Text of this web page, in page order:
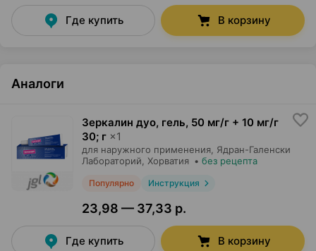
Где купить В корзину
Аналоги
Зеркалин дуо, гель, 50 мг/г + 10 мг/г
30; г ×1
для наружного применения, Ядран-Галенски
Лабораторий, Хорватия • без рецепта
Популярно Инструкция
23,98 — 37,33 р.
Где купить В корзину